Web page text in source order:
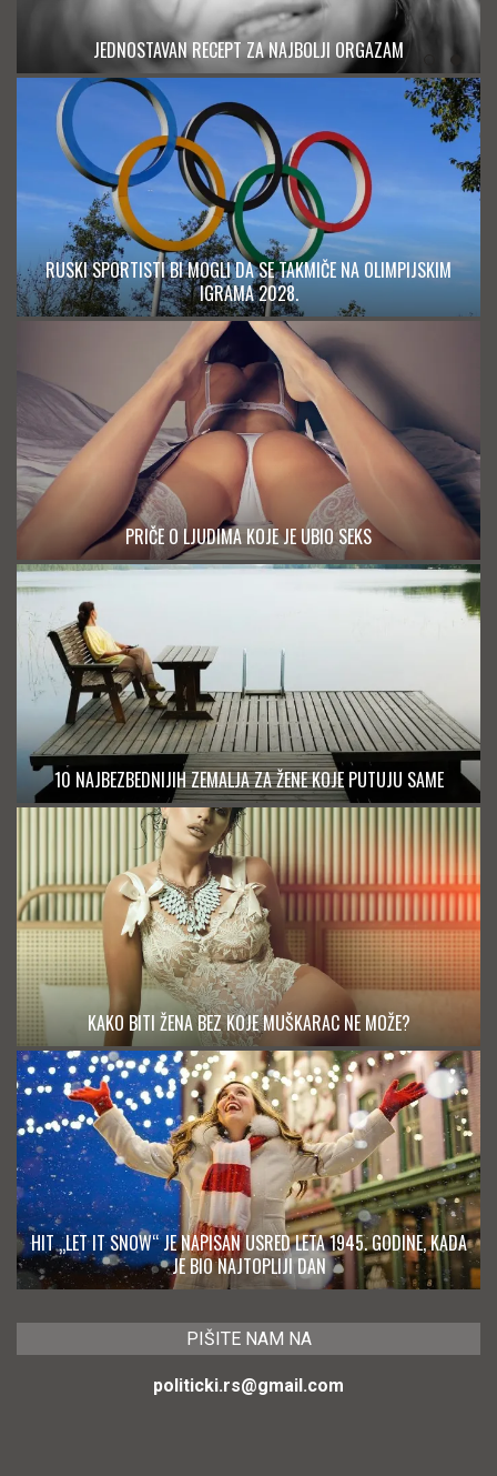
JEDNOSTAVAN RECEPT ZA NAJBOLJI ORGAZAM
RUSKI SPORTISTI BI MOGLI DA SE TAKMIČE NA OLIMPIJSKIM
IGRAMA 2028.
PRIČE O LJUDIMA KOJE JE UBIO SEKS
10 NAJBEZBEDNIJIH ZEMALJA ZA ŽENE KOJE PUTUJU SAME
KAKO BITI ŽENA BEZ KOJE MUŠKARAC NE MOŽE?
HIT „LET IT SNOW“ JE NAPISAN USRED LETA 1945. GODINE, KADA
JE BIO NAJTOPLIJI DAN
PIŠITE NAM NA
politicki.rs@gmail.com